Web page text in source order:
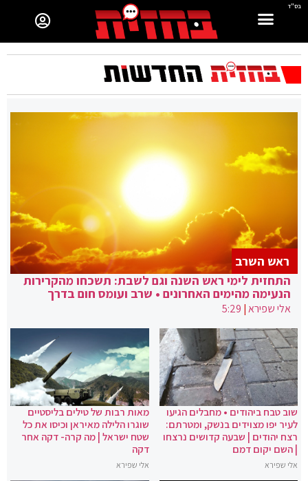
בס"ד
התחזית לימי ראש השנה וגם לשבת: תשכחו מהקרירות
הנעימה מהימים האחרונים • שרב ועומס חום בדרך
אלי שפירא|
5:29
ראש השרב
שוב טבח ביהודים • מחבלים הגיעו
לעיר יפו מצוידים בנשק, ומטרתם:
רצח יהודים | שבעה קדושים נרצחו
| השם יקום דמם
אלי שפירא
מאות רבות של טילים בליסטיים
שוגרו הלילה מאיראן וכיסו את כל
שטח ישראל | מה קרה- דקה אחר
דקה
אלי שפירא